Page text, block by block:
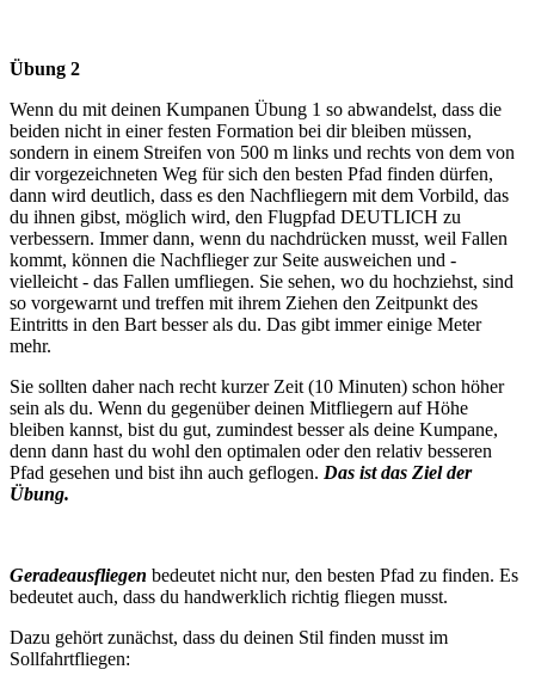
Übung 2
Wenn du mit deinen Kumpanen Übung 1 so abwandelst, dass die
beiden nicht in einer festen Formation bei dir bleiben müssen,
sondern in einem Streifen von 500 m links und rechts von dem von
dir vorgezeichneten Weg für sich den besten Pfad finden dürfen,
dann wird deutlich, dass es den Nachfliegern mit dem Vorbild, das
du ihnen gibst, möglich wird, den Flugpfad DEUTLICH zu
verbessern. Immer dann, wenn du nachdrücken musst, weil Fallen
kommt, können die Nachflieger zur Seite ausweichen und -
vielleicht - das Fallen umfliegen. Sie sehen, wo du hochziehst, sind
so vorgewarnt und treffen mit ihrem Ziehen den Zeitpunkt des
Eintritts in den Bart besser als du. Das gibt immer einige Meter
mehr.
Sie sollten daher nach recht kurzer Zeit (10 Minuten) schon höher
sein als du. Wenn du gegenüber deinen Mitfliegern auf Höhe
bleiben kannst, bist du gut, zumindest besser als deine Kumpane,
denn dann hast du wohl den optimalen oder den relativ besseren
Pfad gesehen und bist ihn auch geflogen. Das ist das Ziel der
Übung.
Geradeausfliegen bedeutet nicht nur, den besten Pfad zu finden. Es
bedeutet auch, dass du handwerklich richtig fliegen musst.
Dazu gehört zunächst, dass du deinen Stil finden musst im
Sollfahrtfliegen: